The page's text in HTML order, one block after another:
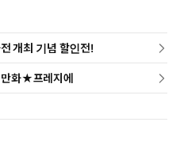
개최 기념 할인전!
만화★프레지에